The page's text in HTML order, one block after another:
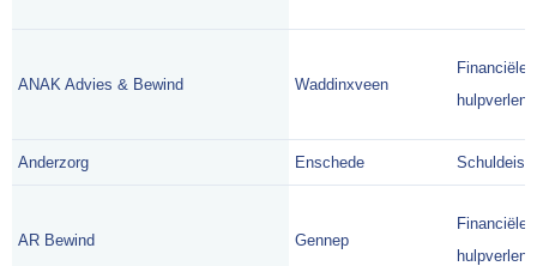
ANAK Advies & Bewind Waddinxveen
Financiële
Anderzorg Enschede Schuldeiser
AR Bewind Gennep
Financiële